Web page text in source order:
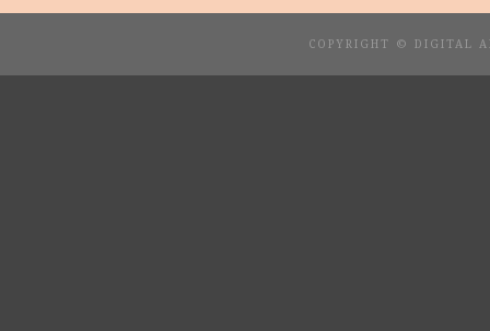
COPYRIGHT © DIGITAL